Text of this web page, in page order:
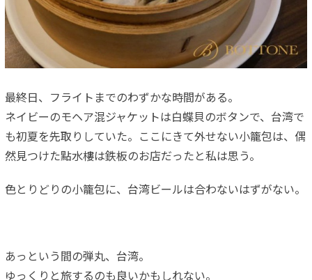
最終日、フライトまでのわずかな時間がある。
ネイビーのモヘア混ジャケットは白蝶貝のボタンで、台湾で
も初夏を先取りしていた。ここにきて外せない小籠包は、偶
然見つけた點水樓は鉄板のお店だったと私は思う。
色とりどりの小籠包に、台湾ビールは合わないはずがない。
あっという間の弾丸、台湾。
ゆっくりと旅するのも良いかもしれない。